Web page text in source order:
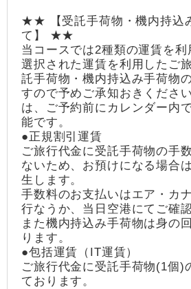
★★ 【受託手荷物・機内持込
て】 ★★
当コースでは2種類の運賃を利
選択された運賃を利用したご
託手荷物・機内持込み手荷物
すので予めご承知おきくださ
は、ご予約前にカレンダー内
能です。
●正規割引運賃
ご旅行代金に受託手荷物の手
ないため、お預けになる場合
生します。
手数料のお支払いはエア・カ
行なうか、当日空港にてご確
また機内持込み手荷物は身の
ります。
●包括運賃（IT運賃）
ご旅行代金に受託手荷物(1個)
ております。